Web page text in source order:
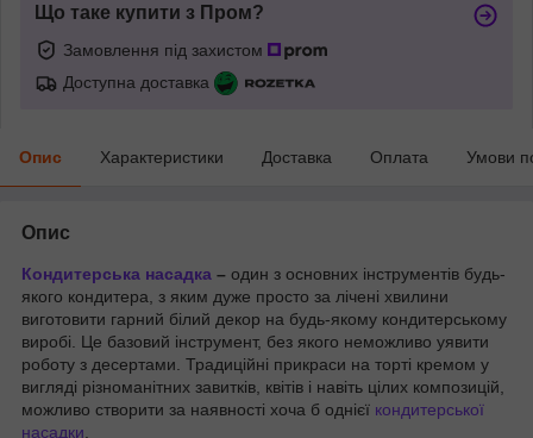
Що таке купити з Пром?
Замовлення під захистом
Доступна доставка
Опис Характеристики Доставка Оплата Умови
Опис
Кондитерська насадка – один з основних інструментів будь-
якого кондитера, з яким дуже просто за лічені хвилини
виготовити гарний білий декор на будь-якому кондитерському
виробі. Це базовий інструмент, без якого неможливо уявити
роботу з десертами. Традиційні прикраси на торті кремом у
вигляді різноманітних завитків, квітів і навіть цілих композицій,
можливо створити за наявності хоча б однієї кондитерської
насадки